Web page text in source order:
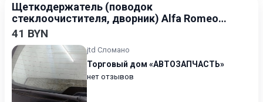
Щеткодержатель (поводок
стеклоочистителя, дворник) Alfa Romeo
156 1997-2002
41 BYN
jtd Сломано
Торговый дом «АВТОЗАПЧАСТЬ»
нет отзывов